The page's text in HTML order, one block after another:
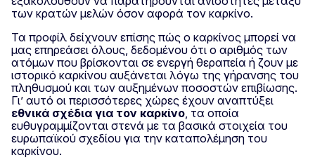
των κρατών μελών όσον αφορά τον καρκίνο.
Τα προφίλ δείχνουν επίσης πώς ο καρκίνος μπορεί να
μας επηρεάσει όλους, δεδομένου ότι ο αριθμός των
ατόμων που βρίσκονται σε ενεργή θεραπεία ή ζουν με
ιστορικό καρκίνου αυξάνεται λόγω της γήρανσης του
πληθυσμού και των αυξημένων ποσοστών επιβίωσης.
Γι’ αυτό οι περισσότερες χώρες έχουν αναπτύξει
εθνικά σχέδια για τον καρκίνο, τα οποία
ευθυγραμμίζονται στενά με τα βασικά στοιχεία του
ευρωπαϊκού σχεδίου για την καταπολέμηση του
καρκίνου.